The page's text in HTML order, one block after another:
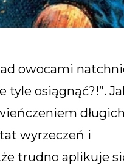
owocami
tyle osiągnąć?!”.
wyrzeczeń i
trudno aplikuje